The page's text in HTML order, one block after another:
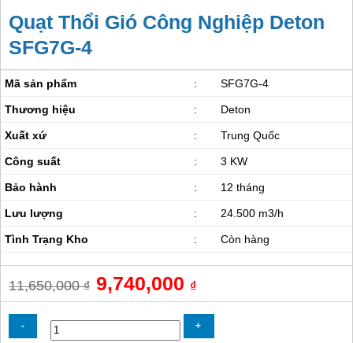
Quạt Thổi Gió Công Nghiệp Deton
SFG7G-4
Mã sản phẩm : SFG7G-4
Thương hiệu : Deton
Xuất xứ : Trung Quốc
Công suất : 3 KW
Bảo hành : 12 tháng
Lưu lượng : 24.500 m3/h
Tình Trạng Kho : Còn hàng
11,650,000₫
Giá
gốc
là:
9,740,000 ₫
Giá
hiện
tại
là:
9,740,000 ₫.